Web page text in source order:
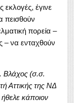
εκλογές, έγινε
πεισθούν
πορεία –
– να ενταχθούν
Βλάχος (σ.σ.
Αττικής της ΝΔ
κάποιον